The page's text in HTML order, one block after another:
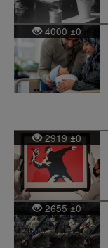
4000±0
2919±0
2655±0